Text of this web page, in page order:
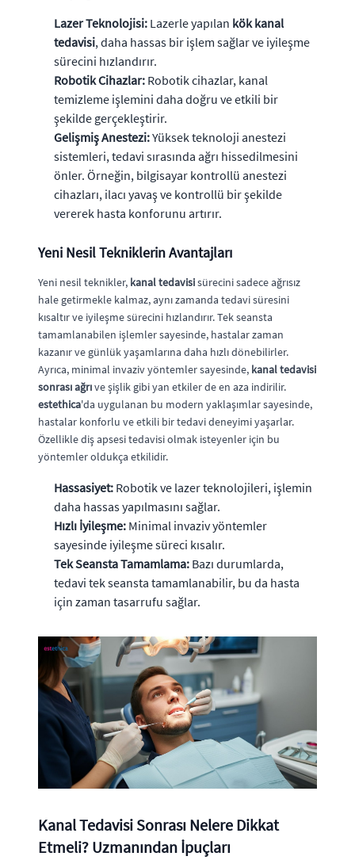
Lazer Teknolojisi: Lazerle yapılan kök kanal
tedavisi, daha hassas bir işlem sağlar ve iyileşme
sürecini hızlandırır.
Robotik Cihazlar: Robotik cihazlar, kanal
temizleme işlemini daha doğru ve etkili bir
şekilde gerçekleştirir.
Gelişmiş Anestezi:Yüksek teknoloji anestezi
sistemleri, tedavi sırasında ağrı hissedilmesini
önler. Örneğin, bilgisayar kontrollü anestezi
cihazları, ilacı yavaş ve kontrollü bir şekilde
vererek hasta konforunu artırır.
Yeni Nesil Tekniklerin Avantajları
Yeni nesil teknikler, kanal tedavisisürecini sadece ağrısız
hale getirmekle kalmaz, aynı zamanda tedavi süresini
kısaltır ve iyileşme sürecini hızlandırır. Tek seansta
tamamlanabilen işlemler sayesinde, hastalar zaman
kazanır ve günlük yaşamlarına daha hızlı dönebilirler.
Ayrıca, minimal invaziv yöntemler sayesinde, kanal tedavisi
sonrası ağrıve şişlik gibi yan etkiler de en aza indirilir.
estethica'da uygulanan bu modern yaklaşımlar sayesinde,
hastalar konforlu ve etkili bir tedavi deneyimi yaşarlar.
Özellikle diş apsesi tedavisi olmak isteyenler için bu
yöntemler oldukça etkilidir.
Hassasiyet: Robotik ve lazer teknolojileri, işlemin
daha hassas yapılmasını sağlar.
Hızlı İyileşme: Minimal invaziv yöntemler
sayesinde iyileşme süreci kısalır.
Tek Seansta Tamamlama: Bazı durumlarda,
tedavi tek seansta tamamlanabilir, bu da hasta
için zaman tasarrufu sağlar.
Kanal Tedavisi Sonrası Nelere Dikkat
Etmeli? Uzmanından İpuçları